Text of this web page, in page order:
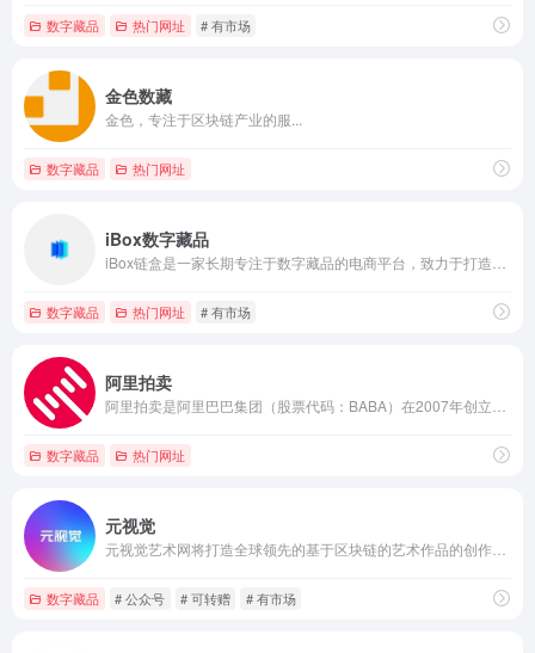
数字藏品 热门网址 # 有市场
金色数藏
金色，专注于区块链产业的服...
数字藏品 热门网址
iBox数字藏品
数字藏品 热门网址 # 有市场
阿里拍卖
数字藏品 热门网址
元视觉
数字藏品 # 公众号 # 可转赠 # 有市场